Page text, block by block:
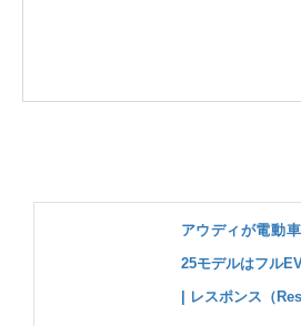
アウディが電動
25モデルはフル
| レスポンス（